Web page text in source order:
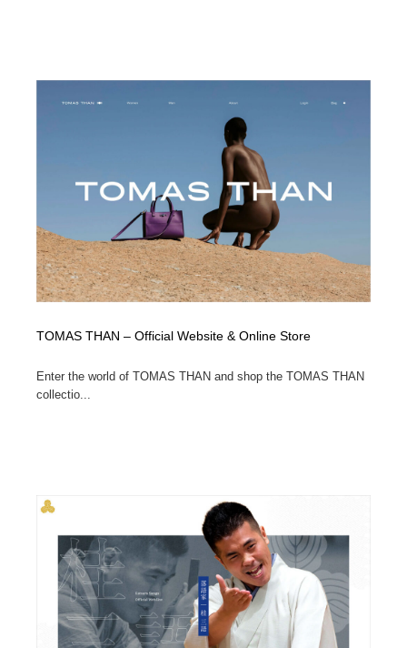
TOMAS THAN – Official Website & Online Store
Enter the world of TOMAS THAN and shop the TOMAS THAN
collectio...